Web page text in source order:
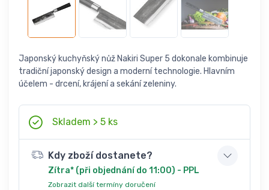
Japonský kuchyňský nůž Nakiri Super 5 dokonale kombinuje
tradiční japonský design a moderní technologie. Hlavním
účelem - drcení, krájení a sekání zeleniny.
Skladem > 5 ks
Kdy zboží dostanete?
Zítra* (při objednání do 11:00) - PPL
Zobrazit další termíny doručení